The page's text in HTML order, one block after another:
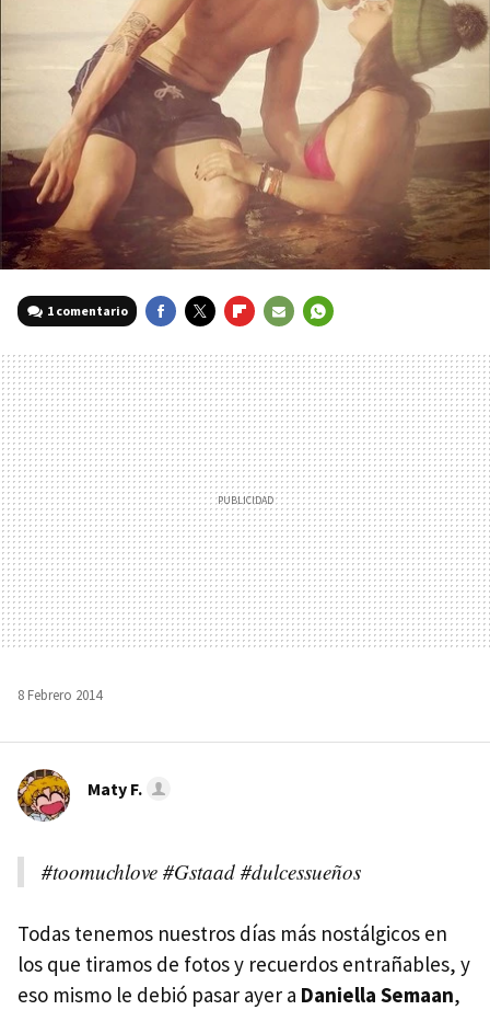
1 comentario
MAIL
8 Febrero 2014
Maty F.
#toomuchlove #Gstaad #dulcessueños
Todas tenemos nuestros días más nostálgicos en
los que tiramos de fotos y recuerdos entrañables, y
eso mismo le debió pasar ayer a Daniella Semaan,